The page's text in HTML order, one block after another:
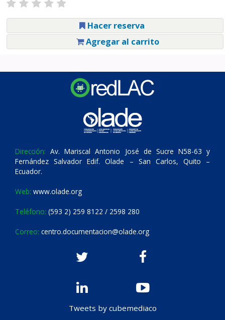
Hacer reserva
Agregar al carrito
Dirección: Av. Mariscal Antonio José de Sucre N58-63 y
Fernández Salvador Edif. Olade – San Carlos, Quito –
Ecuador.
Web: www.olade.org
Teléfono: (593 2) 259 8122 / 2598 280
Correo: centro.documentacion@olade.org
Tweets by cubemediaco